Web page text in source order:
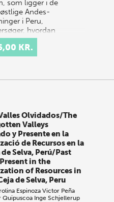
som ligger i de
Andes-
i Peru,
hvordan
aktiviteter har
med til at ændr…
KR.
Olvidados/The
Valleys
y Presente en la
de Recursos en la
de Selva, Perú/Past
in the
of Resources in
de Selva, Peru
Espinoza Victor Peña
Quipuscoa Inge Schjellerup